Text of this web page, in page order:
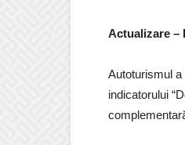
Actualizare –
Autoturismul
indicatorului